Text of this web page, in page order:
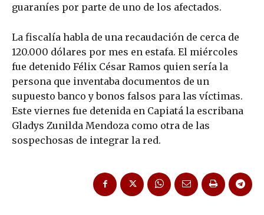
guaraníes por parte de uno de los afectados.
La fiscalía habla de una recaudación de cerca de
120.000 dólares por mes en estafa. El miércoles
fue detenido Félix César Ramos quien sería la
persona que inventaba documentos de un
supuesto banco y bonos falsos para las víctimas.
Este viernes fue detenida en Capiatá la escribana
Gladys Zunilda Mendoza como otra de las
sospechosas de integrar la red.